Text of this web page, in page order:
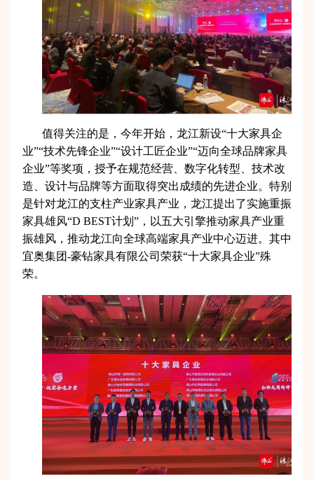
值得关注的是，今年开始，龙江新设“十大家具企
业”“技术先锋企业”“设计工匠企业”“迈向全球品牌家具
企业”等奖项，授予在规范经营、数字化转型、技术改
造、设计与品牌等方面取得突出成绩的先进企业。特别
是针对龙江的支柱产业家具产业，龙江提出了实施重振
家具雄风“D BEST计划”，以五大引擎推动家具产业重
振雄风，推动龙江向全球高端家具产业中心迈进。其中
宜奥集团-豪钻家具有限公司荣获“十大家具企业”殊
荣。